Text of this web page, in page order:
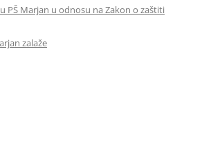
PŠ Marjan u odnosu na Zakon o zaštiti
zalaže